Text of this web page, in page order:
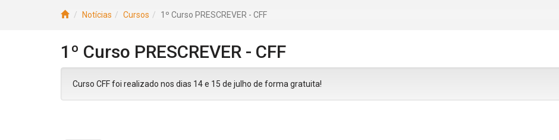
Notícias Cursos 1º Curso PRESCREVER - CFF
1º Curso PRESCREVER - CFF
Curso CFF foi realizado nos dias 14 e 15 de julho de forma gratuita!